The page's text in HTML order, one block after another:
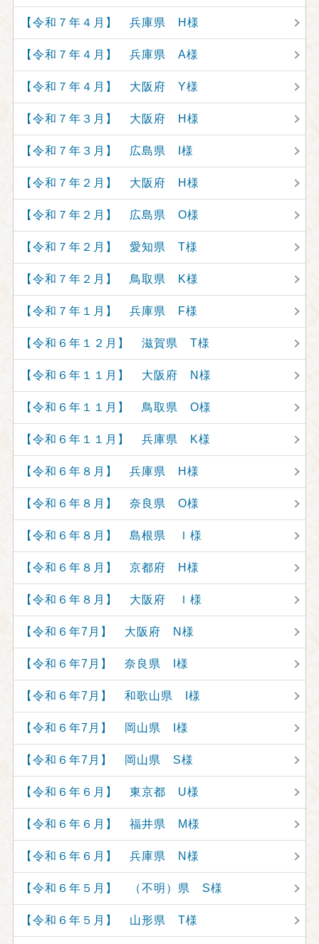
【令和７年４月】 兵庫県 H様
【令和７年４月】 兵庫県 A様
【令和７年４月】 大阪府 Y様
【令和７年３月】 大阪府 H様
【令和７年３月】 広島県 I様
【令和７年２月】 大阪府 H様
【令和７年２月】 広島県 O様
【令和７年２月】 愛知県 T様
【令和７年２月】 鳥取県 K様
【令和７年１月】 兵庫県 F様
【令和６年１２月】 滋賀県 T様
【令和６年１１月】 大阪府 N様
【令和６年１１月】 鳥取県 O様
【令和６年１１月】 兵庫県 K様
【令和６年８月】 兵庫県 H様
【令和６年８月】 奈良県 O様
【令和６年８月】 島根県 Ｉ様
【令和６年８月】 京都府 H様
【令和６年８月】 大阪府 Ｉ様
【令和６年7月】 大阪府 N様
【令和６年7月】 奈良県 I様
【令和６年7月】 和歌山県 I様
【令和６年7月】 岡山県 I様
【令和６年7月】 岡山県 S様
【令和６年６月】 東京都 U様
【令和６年６月】 福井県 M様
【令和６年６月】 兵庫県 N様
【令和６年５月】 （不明）県 S様
【令和６年５月】 山形県 T様